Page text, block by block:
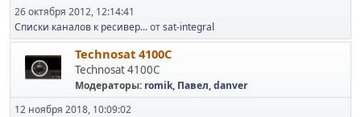
26 октября 2012, 12:14:41
Списки каналов к ресивер...отsat-integral
Technosat 4100C
Technosat 4100C
Модераторы: romik, Павел,danver
12 ноября 2018, 10:09:02